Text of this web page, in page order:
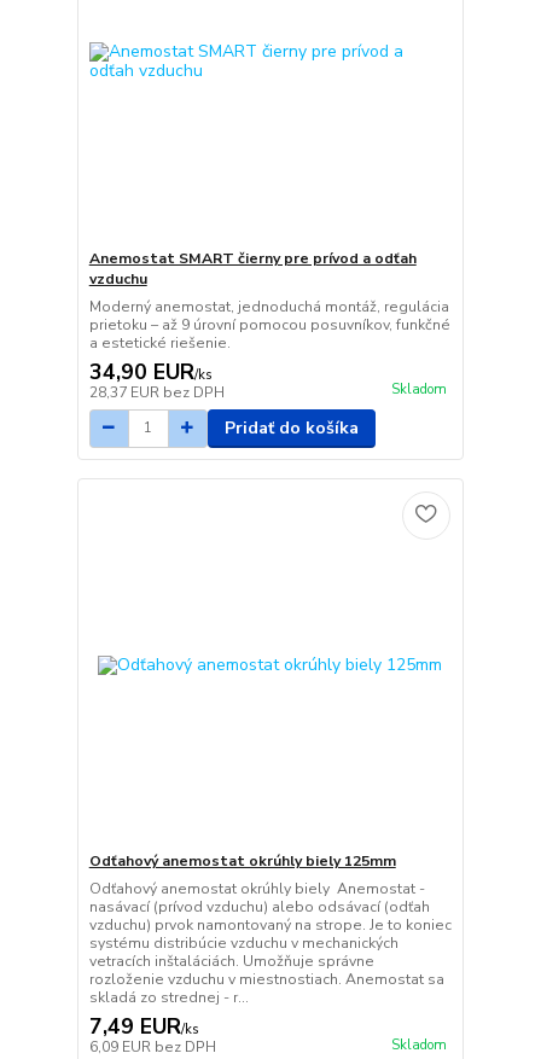
Anemostat SMART čierny pre prívod a odťah
vzduchu
Moderný anemostat, jednoduchá montáž, regulácia
prietoku – až 9 úrovní pomocou posuvníkov, funkčné
a estetické riešenie.
34,90 EUR/ks
28,37 EUR bez DPH Skladom
Pridať do košíka
Odťahový anemostat okrúhly biely 125mm
Odťahový anemostat okrúhly biely Anemostat -
nasávací (prívod vzduchu) alebo odsávací (odťah
vzduchu) prvok namontovaný na strope. Je to koniec
systému distribúcie vzduchu v mechanických
vetracích inštaláciách. Umožňuje správne
rozloženie vzduchu v miestnostiach. Anemostat sa
skladá zo strednej - r...
7,49 EUR/ks
6,09 EUR bez DPH Skladom